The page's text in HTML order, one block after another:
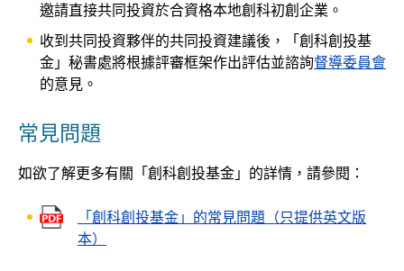
邀請直接共同投資於合資格本地創科初創企業。
收到共同投資夥伴的共同投資建議後，「創科創投基
金」秘書處將根據評審框架作出評估並諮詢督導委員會
的意見。
常見問題
如欲了解更多有關「創科創投基金」的詳情，請參閱：
「創科創投基金」的常見問題（只提供英文版
本）